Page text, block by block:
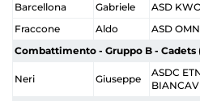
Barcellona
Gabriele ASD
Fraccone
Aldo ASD
Combattimento - Gruppo B - Cadets
Neri Giuseppe
ASDC